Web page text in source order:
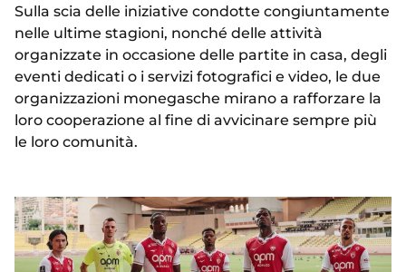
Sulla scia delle iniziative condotte congiuntamente
nelle ultime stagioni, nonché delle attività
organizzate in occasione delle partite in casa, degli
eventi dedicati o i servizi fotografici e video, le due
organizzazioni monegasche mirano a rafforzare la
loro cooperazione al fine di avvicinare sempre più
le loro comunità.